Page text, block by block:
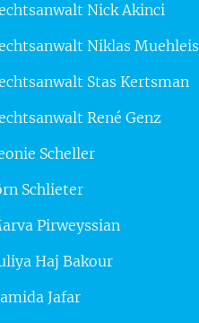
Nick Akinci
Niklas Muehleis
Stas Kertsman
René Genz
Scheller
Schlieter
Pirweyssian
Haj Bakour
Jafar